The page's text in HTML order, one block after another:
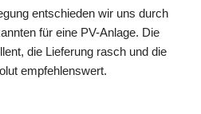
entschieden wir uns durch
für eine PV-Anlage. Die
die Lieferung rasch und die
empfehlenswert.